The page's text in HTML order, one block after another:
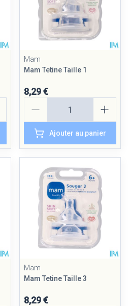
Mam
Mam Tetine Taille 1
8,29 €
Ajouter au panier
Mam
Mam Tetine Taille 3
8,29 €